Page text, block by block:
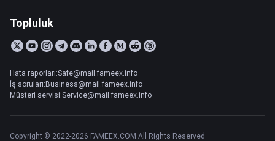
Topluluk
Hata raporları:Safe@mail.fameex.info
İş soruları:Business@mail.fameex.info
Müşteri servisi:Service@mail.fameex.info
Copyright © 2022-2026 FAMEEX.COM All Rights Reserved